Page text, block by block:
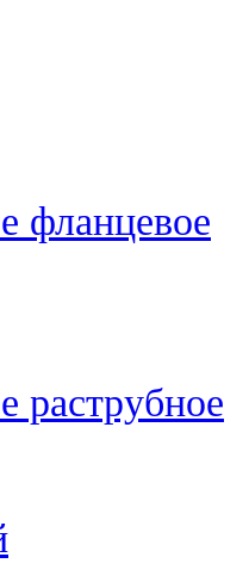
фланцевое
раструбное